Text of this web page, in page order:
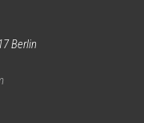
Berlin